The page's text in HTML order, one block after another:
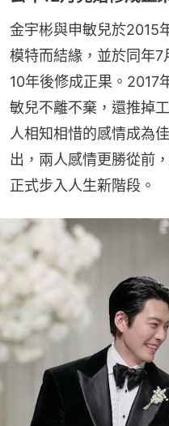
金宇彬與申敏兒於2015
模特而結緣，並於同年
10年後修成正果。2017
敏兒不離不棄，還推掉
人相知相惜的感情成為
出，兩人感情更勝從前
正式步入人生新階段。